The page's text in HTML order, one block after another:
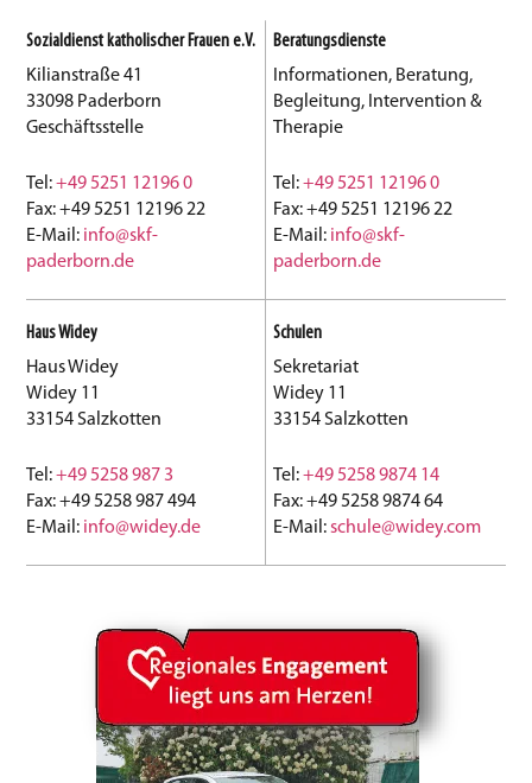
Sozialdienst katholischer Frauen e.V.
Kilianstraße 41
33098 Paderborn
Geschäftsstelle
Tel:+49 5251 12196 0
Fax: +49 5251 12196 22
E-Mail: info@skf-
paderborn.de
Beratungsdienste
Informationen, Beratung,
Begleitung, Intervention &
Therapie
Tel:+49 5251 12196 0
Fax: +49 5251 12196 22
E-Mail: info@skf-
paderborn.de
Haus Widey
Haus Widey
Widey 11
33154 Salzkotten
Tel:+49 5258 987 3
Fax: +49 5258 987 494
E-Mail: info@widey.de
Schulen
Sekretariat
Widey 11
33154 Salzkotten
Tel:+49 5258 9874 14
Fax: +49 5258 9874 64
E-Mail:schule@widey.com